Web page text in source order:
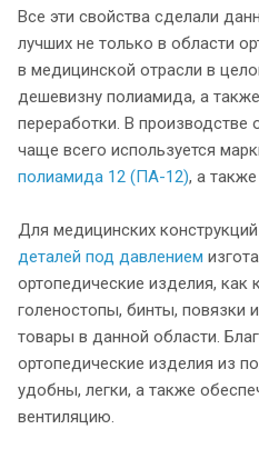
Все эти свойства сделали
лучших не только в области
в медицинской отрасли в
дешевизну полиамида, а
переработки. В производстве
чаще всего используется
полиамида 12 (ПА-12), а
Для медицинских
деталей под давлением
ортопедические изделия, как
голеностопы, бинты, повязки
товары в данной области.
ортопедические изделия из
удобны, легки, а также
вентиляцию.